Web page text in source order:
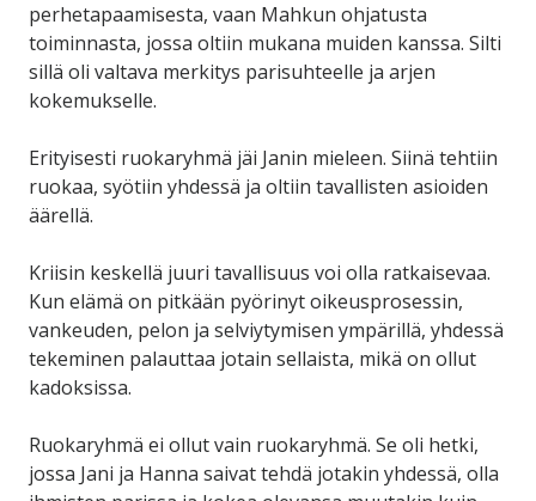
perhetapaamisesta, vaan Mahkun ohjatusta
toiminnasta, jossa oltiin mukana muiden kanssa. Silti
sillä oli valtava merkitys parisuhteelle ja arjen
kokemukselle.
Erityisesti ruokaryhmä jäi Janin mieleen. Siinä tehtiin
ruokaa, syötiin yhdessä ja oltiin tavallisten asioiden
äärellä.
Kriisin keskellä juuri tavallisuus voi olla ratkaisevaa.
Kun elämä on pitkään pyörinyt oikeusprosessin,
vankeuden, pelon ja selviytymisen ympärillä, yhdessä
tekeminen palauttaa jotain sellaista, mikä on ollut
kadoksissa.
Ruokaryhmä ei ollut vain ruokaryhmä. Se oli hetki,
jossa Jani ja Hanna saivat tehdä jotakin yhdessä, olla